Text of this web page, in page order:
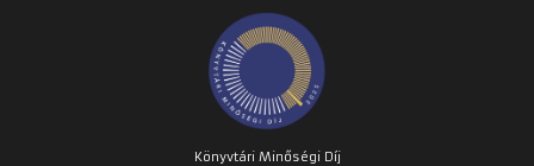
Könyvtári Minőségi Díj